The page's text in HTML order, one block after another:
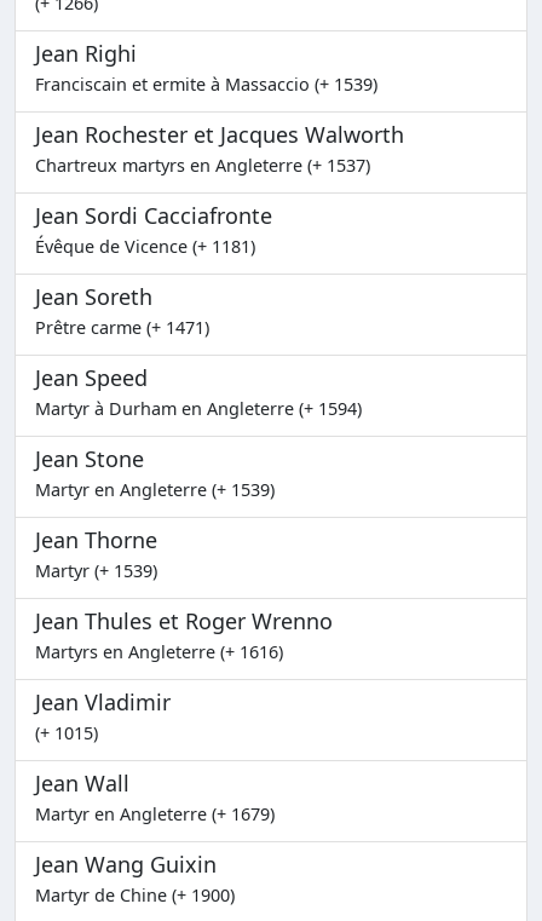
Jean Righi
Franciscain et ermite à Massaccio (+ 1539)
Jean Rochester et Jacques Walworth
Chartreux martyrs en Angleterre (+ 1537)
Jean Sordi Cacciafronte
Évêque de Vicence (+ 1181)
Jean Soreth
Prêtre carme (+ 1471)
Jean Speed
Martyr à Durham en Angleterre (+ 1594)
Jean Stone
Martyr en Angleterre (+ 1539)
Jean Thorne
Martyr (+ 1539)
Jean Thules et Roger Wrenno
Martyrs en Angleterre (+ 1616)
Jean Vladimir
(+ 1015)
Jean Wall
Martyr en Angleterre (+ 1679)
Jean Wang Guixin
Martyr de Chine (+ 1900)